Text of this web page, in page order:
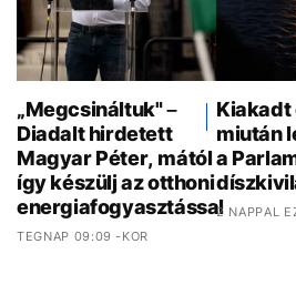
„Megcsináltuk" –
Diadalt hirdetett
Magyar Péter, mától
így készülj az otthoni
energiafogyasztással
TEGNAP 09:09 -KOR
Kiakadt
miután
a
2 NAPPAL